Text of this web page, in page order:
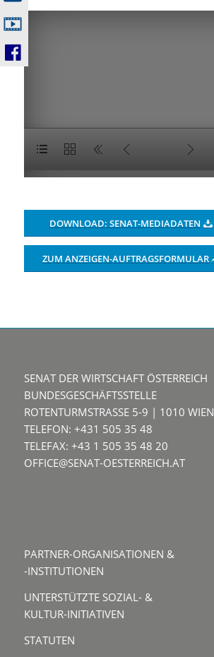
DOWNLOAD: SENAT-MEDIADATEN
ZUM ANZEIGEN-AUFTRAGSFORMULAR
SENAT DER WIRTSCHAFT ÖSTERREICH
BUNDESGESCHÄFTSSTELLE
ROTENTURMSTRASSE 5-9 | 1010 WIEN
TELEFON: +431 505 35 48
TELEFAX: +43 1 505 35 48 20
OFFICE@SENAT-OESTERREICH.AT
PARTNER-ORGANISATIONEN &
-INSTITUTIONEN
UNTERSTÜTZTE SOZIAL- &
KULTUR-INITIATIVEN
STATUTEN